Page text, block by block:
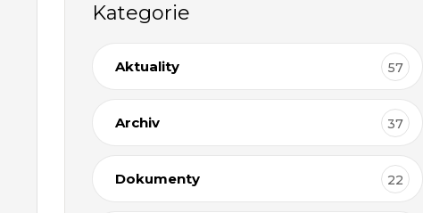
Kategorie
Aktuality 57
Archiv 37
Dokumenty 22